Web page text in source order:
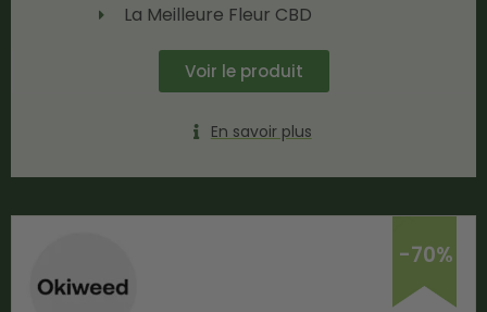
La Meilleure Fleur CBD
Voir le produit
En savoir plus
-70%